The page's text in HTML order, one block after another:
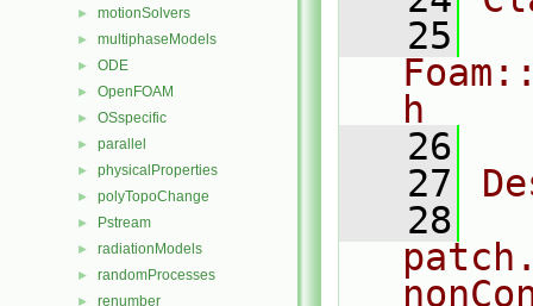
► motionSolvers
► multiphaseModels
► ODE
► OpenFOAM
► OSspecific
► parallel
► physicalProperties
► polyTopoChange
► Pstream
► radiationModels
► randomProcesses
► renumber
   25
h
   26
   27
   28